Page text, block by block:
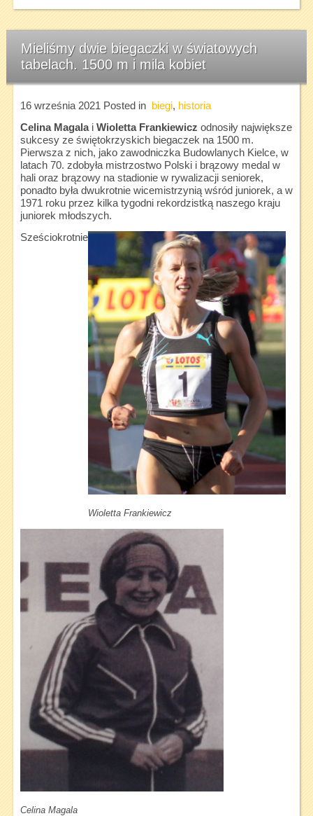
Mieliśmy dwie biegaczki w światowych
tabelach. 1500 m i mila kobiet
16 września 2021Posted in biegi, historia
Celina Magalai Wioletta Frankiewicz odnosiły największe
sukcesy ze świętokrzyskich biegaczek na 1500 m.
Pierwsza z nich, jako zawodniczka Budowlanych Kielce, w
latach 70. zdobyła mistrzostwo Polski i brązowy medal w
hali oraz brązowy na stadionie w rywalizacji seniorek,
ponadto była dwukrotnie wicemistrzynią wśród juniorek, a w
1971 roku przez kilka tygodni rekordzistką naszego kraju
juniorek młodszych.
Wioletta Frankiewicz
Celina Magala
Sześciokrotnie